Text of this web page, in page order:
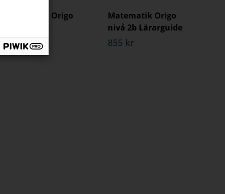
Matematik Origo
412 kr
Matematik Origo
nivå 2b Lärarguide
855 kr